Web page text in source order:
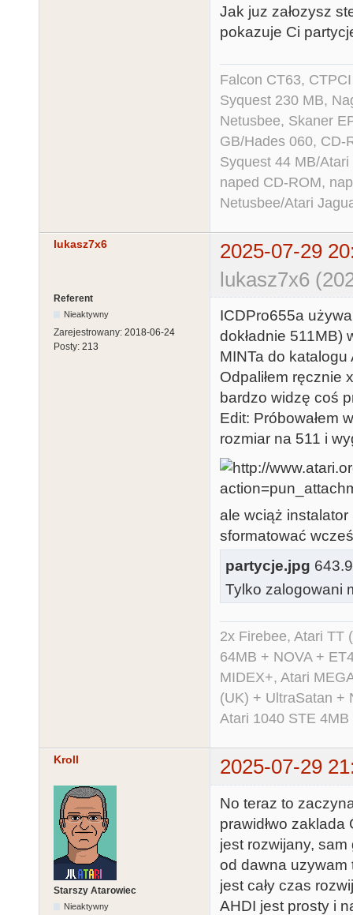
Jak juz załozysz
pokazuje Ci
Falcon CT63,
Syquest 230 MB,
Netusbee, Skaner
GB/Hades 060, CD-
Syquest 44 MB/
naped CD-ROM,
Netusbee/Atari
lukasz7x6
2025-07-29
lukasz7x6
Referent
Nieaktywny
Zarejestrowany: 2018-06-24
Posty: 213
ICDPro655a
dokładnie 511MB)
MINTa do katalogu
Odpaliłem ręcznie
bardzo widzę coś
Edit: Próbowałem
rozmiar na 511 i
ale wciąż
sformatować
partycje.jpg
Tylko zalogowani
2x Firebee, Atari TT
64MB + NOVA +
MIDEX+, Atari
(UK) + UltraSatan +
Atari 1040 STE
Kroll 2025-07-29
Starszy Atarowiec
Nieaktywny
No teraz to
prawidłwo
jest rozwijany,
od dawna uzywam
jest cały czas
AHDI jest prosty i